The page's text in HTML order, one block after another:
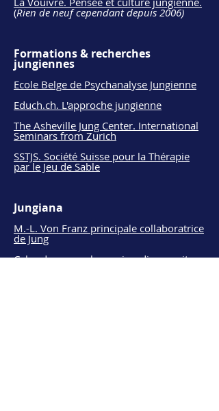
(Rien de neuf cependant depuis 2006)
Formations & recherches
jungiennes
Ecole Belge de Psychanalyse Jungienne
Educh.ch. L'approche jungienne
The Asheville Jung Center. International
Seminars from Zurich
SSTJS. Société Suisse pour la Thérapie
par le Jeu de Sable
Jungiana
M.-L. Von Franz principale collaboratrice
de Jung
Cyberdreamwork.com is a diverse site,